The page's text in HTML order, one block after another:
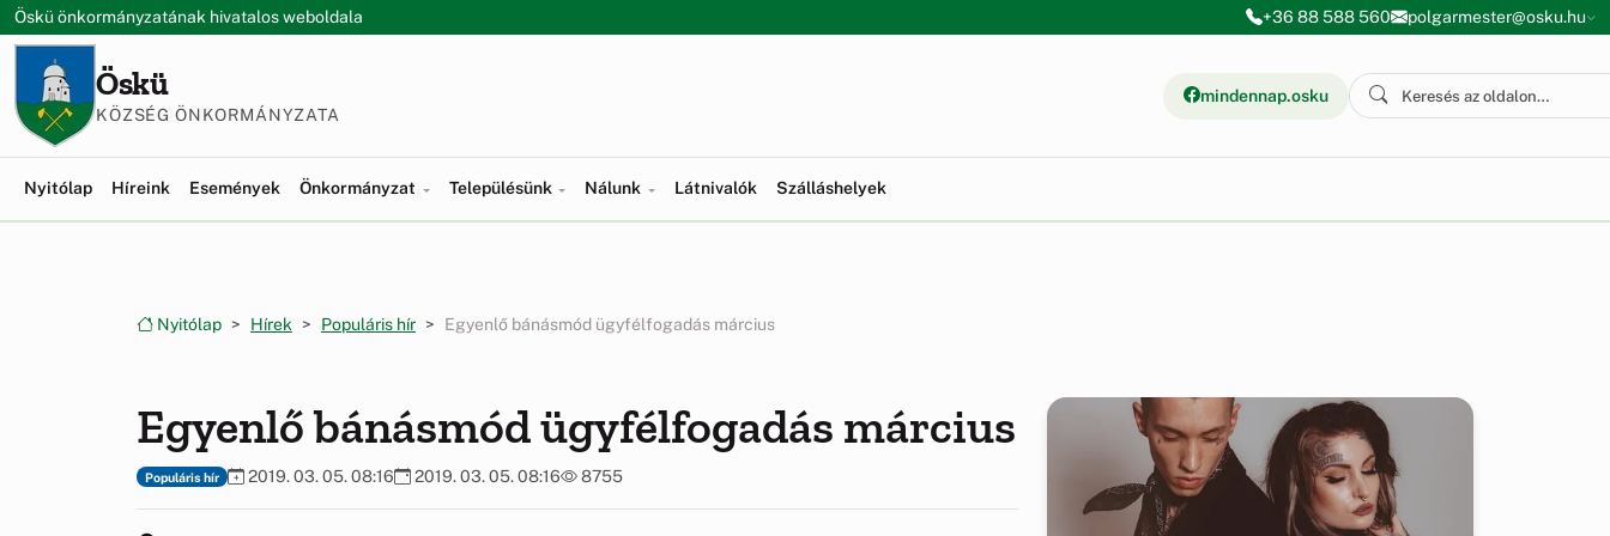
Ugrás a menüre
Ugrás a tartalomra
Öskü önkormányzatának hivatalos weboldala +36 88 588 560 polgarmester@osku.hu
Öskü
KÖZSÉG ÖNKORMÁNYZATA
mindennap.osku
Nyitólap Híreink Események Önkormányzat Településünk Nálunk Látnivalók Szálláshelyek
Nyitólap Hírek Populáris hír Egyenlő bánásmód ügyfélfogadás március
Egyenlő bánásmód ügyfélfogadás március
Populáris hír 2019. 03. 05. 08:16 2019. 03. 05. 08:16 8755